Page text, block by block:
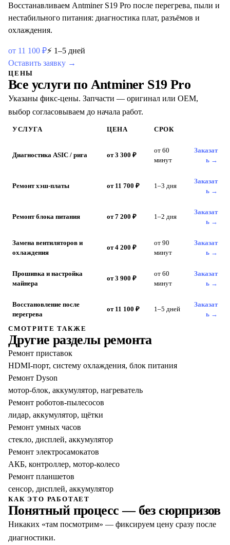
Восстанавливаем Antminer S19 Pro после перегрева, пыли и
нестабильного питания: диагностика плат, разъёмов и
охлаждения.
от 11 100 ₽⚡ 1–5 дней
Оставить заявку →
ЦЕНЫ
Все услуги по Antminer S19 Pro
Указаны фикс-цены. Запчасти — оригинал или OEM,
выбор согласовываем до начала работ.
УСЛУГА ЦЕНА СРОК
Диагностика ASIC / рига от 3 300 ₽
от 60
минут
Заказат
ь →
Ремонт хэш-платы от 11 700 ₽ 1–3 дня
Заказат
ь →
Ремонт блока питания от 7 200 ₽ 1–2 дня
Заказат
ь →
Замена вентиляторов и
охлаждения
от 4 200 ₽
от 90
минут
Заказат
ь →
Прошивка и настройка
майнера
от 3 900 ₽
от 60
минут
Заказат
ь →
Восстановление после
перегрева
от 11 100 ₽ 1–5 дней
Заказат
ь →
СМОТРИТЕ ТАКЖЕ
Другие разделы ремонта
Ремонт приставок
HDMI-порт, систему охлаждения, блок питания
Ремонт Dyson
мотор-блок, аккумулятор, нагреватель
Ремонт роботов-пылесосов
лидар, аккумулятор, щётки
Ремонт умных часов
стекло, дисплей, аккумулятор
Ремонт электросамокатов
АКБ, контроллер, мотор-колесо
Ремонт планшетов
сенсор, дисплей, аккумулятор
КАК ЭТО РАБОТАЕТ
Понятный процесс — без сюрпризов
Никаких «там посмотрим» — фиксируем цену сразу после
диагностики.